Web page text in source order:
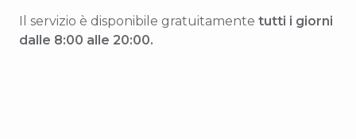
Il servizio è disponibile gratuitamente tutti i giorni
dalle 8:00 alle 20:00.